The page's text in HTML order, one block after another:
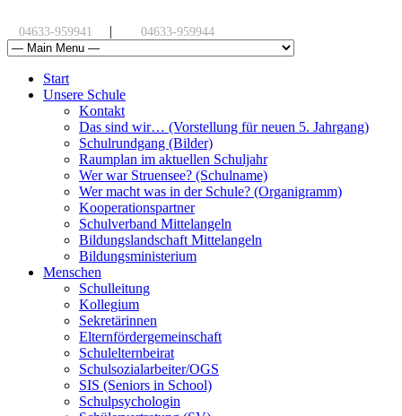
04633-959941 | 04633-959944
Start
Unsere Schule
Kontakt
Das sind wir… (Vorstellung für neuen 5. Jahrgang)
Schulrundgang (Bilder)
Raumplan im aktuellen Schuljahr
Wer war Struensee? (Schulname)
Wer macht was in der Schule? (Organigramm)
Kooperationspartner
Schulverband Mittelangeln
Bildungslandschaft Mittelangeln
Bildungsministerium
Menschen
Schulleitung
Kollegium
Sekretärinnen
Elternfördergemeinschaft
Schulelternbeirat
Schulsozialarbeiter/OGS
SIS (Seniors in School)
Schulpsychologin